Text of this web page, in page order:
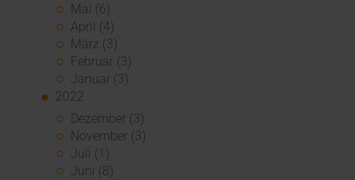
Mai (6)
April (4)
März (3)
Februar (3)
Januar (3)
2022
Dezember (3)
November (3)
Juli (1)
Juni (8)